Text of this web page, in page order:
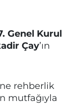
Genel Kurul
Çay’ın
rehberlik
mutfağıyla